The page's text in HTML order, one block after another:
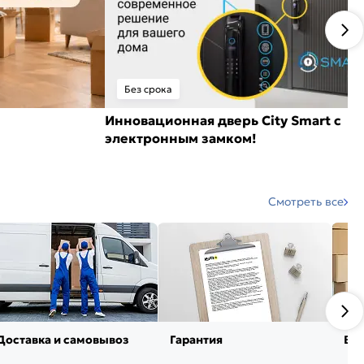
Без срока
Инновационная дверь City Smart с
электронным замком!
Смотреть все
и самовывоз Гарантия